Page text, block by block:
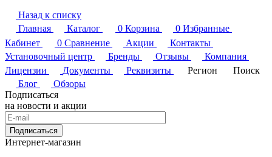
Назад к списку
Главная
Каталог 0 Корзина 0 Избранные
Кабинет
0 Сравнение Акции
Контакты
Установочный центр
Бренды Отзывы
Компания
Лицензии
Документы Реквизиты Регион
Поиск
Блог
Обзоры
Подписаться
на новости и акции
Подписаться
Интернет-магазин